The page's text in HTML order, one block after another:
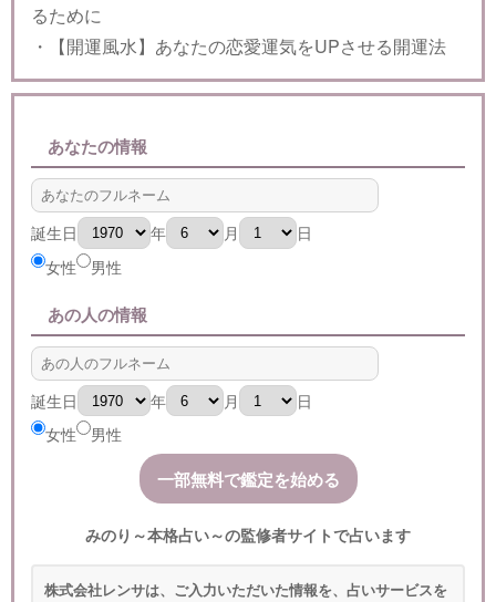
るために
・【開運風水】あなたの恋愛運気をUPさせる開運法
あなたの情報
誕生日 年 月
日
女性
男性
あの人の情報
誕生日 年 月
日
女性
男性
みのり～本格占い～の監修者サイトで占います
株式会社レンサは、ご入力いただいた情報を、占いサービスを